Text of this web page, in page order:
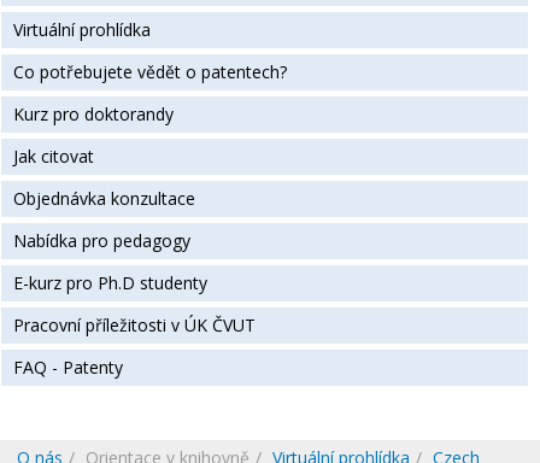
Virtuální prohlídka
Co potřebujete vědět o patentech?
Kurz pro doktorandy
Jak citovat
Objednávka konzultace
Nabídka pro pedagogy
E-kurz pro Ph.D studenty
Pracovní příležitosti v ÚK ČVUT
FAQ - Patenty
O nás Orientace v knihovně Virtuální prohlídka Czech